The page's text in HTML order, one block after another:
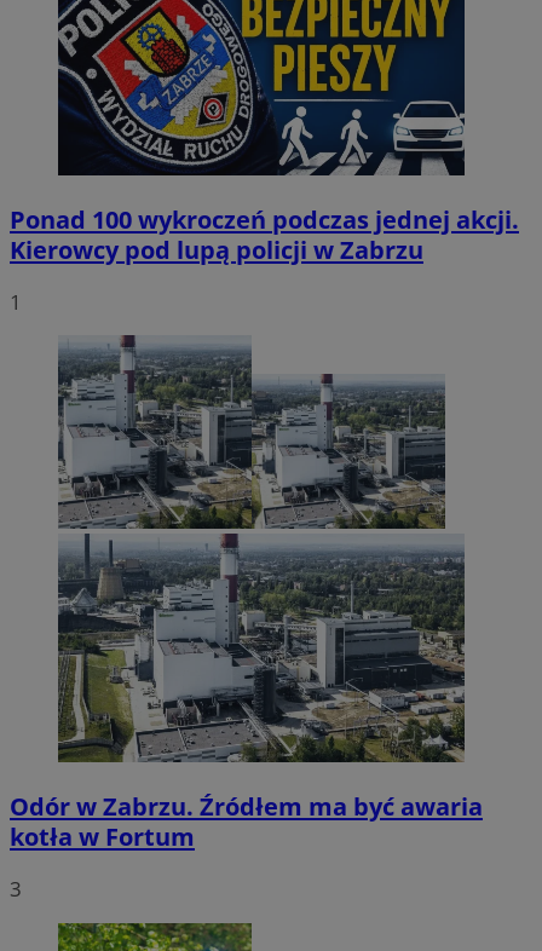
Ponad 100 wykroczeń podczas jednej akcji.
Kierowcy pod lupą policji w Zabrzu
1
Odór w Zabrzu. Źródłem ma być awaria
kotła w Fortum
3